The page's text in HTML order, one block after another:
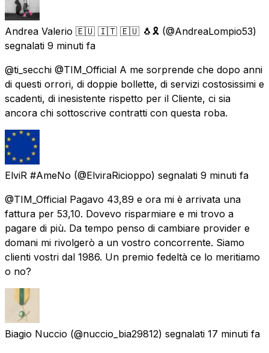
Andrea Valerio 🇪🇺 🇮🇹 🇪🇺 🐧🎗️ (@AndreaLompio53)
segnalati 9 minuti fa
@ti_secchi @TIM_Official A me sorprende che dopo anni
di questi orrori, di doppie bollette, di servizi costosissimi e
scadenti, di inesistente rispetto per il Cliente, ci sia
ancora chi sottoscrive contratti con questa roba.
ElviR #AmeNo (@ElviraRicioppo) segnalati 9 minuti fa
@TIM_Official Pagavo 43,89 e ora mi è arrivata una
fattura per 53,10. Dovevo risparmiare e mi trovo a
pagare di più. Da tempo penso di cambiare provider e
domani mi rivolgerò a un vostro concorrente. Siamo
clienti vostri dal 1986. Un premio fedeltà ce lo meritiamo
o no?
Biagio Nuccio (@nuccio_bia29812) segnalati 17 minuti fa